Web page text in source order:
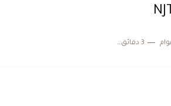
3 دقائق للقراءة